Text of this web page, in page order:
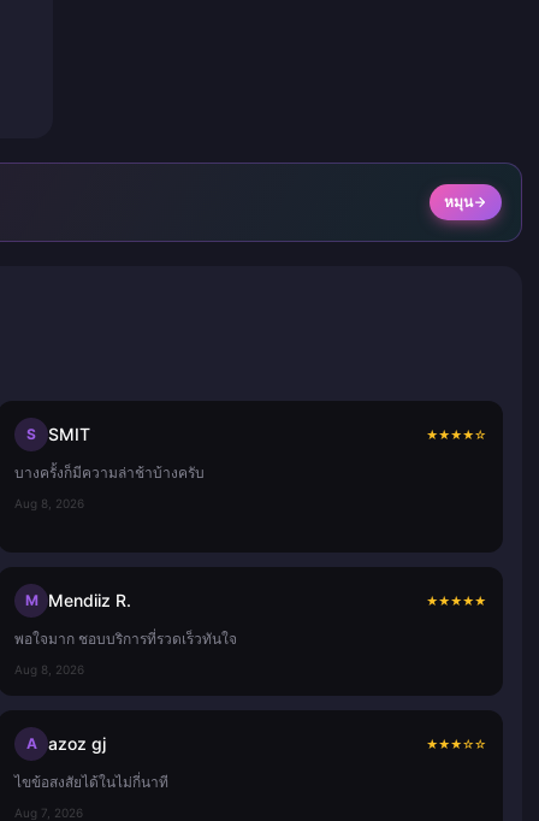
หมุน
S SMIT ★★★★☆
บางครั้งก็มีความล่าช้าบ้างครับ
Aug 8, 2026
M Mendiiz R. ★★★★★
พอใจมาก ชอบบริการที่รวดเร็วทันใจ
Aug 8, 2026
A azoz gj ★★★☆☆
ไขข้อสงสัยได้ในไม่กี่นาที
Aug 7, 2026